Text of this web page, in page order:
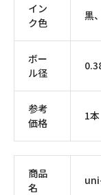
イン
ク色
黒
ボー
ル径
参考
価格
1
商品
名